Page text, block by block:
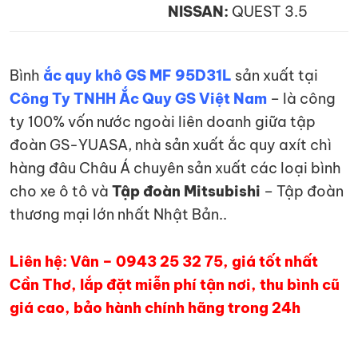
NISSAN: QUEST 3.5
Bình ắc quy khô GS MF 95D31L sản xuất tại
Công Ty TNHH Ắc Quy GS Việt Nam – là công
ty 100% vốn nước ngoài liên doanh giữa tập
đoàn GS-YUASA, nhà sản xuất ắc quy axít chì
hàng đâu Châu Á chuyên sản xuất các loại bình
cho xe ô tô và Tập đoàn Mitsubishi – Tập đoàn
thương mại lớn nhất Nhật Bản..
Liên hệ: Vân – 0943 25 32 75, giá tốt nhất
Cần Thơ, lắp đặt miễn phí tận nơi, thu bình cũ
giá cao, bảo hành chính hãng trong 24h